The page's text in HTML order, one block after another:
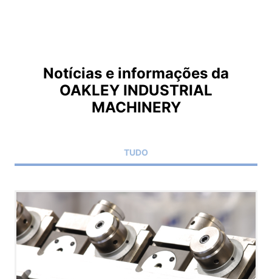
Notícias e informações da
OAKLEY INDUSTRIAL
MACHINERY
TUDO